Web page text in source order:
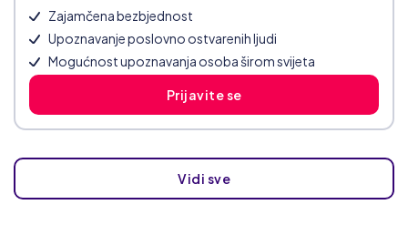
Zajamčena bezbjednost
Upoznavanje poslovno ostvarenih ljudi
Mogućnost upoznavanja osoba širom svijeta
Prijavite se
Vidi sve